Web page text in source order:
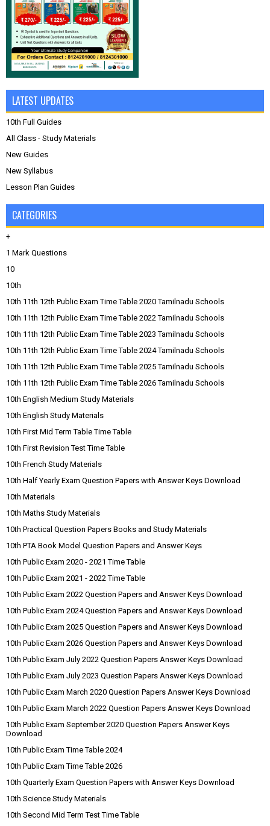
LATEST UPDATES
10th Full Guides
All Class - Study Materials
New Guides
New Syllabus
Lesson Plan Guides
CATEGORIES
+
1 Mark Questions
10
10th
10th 11th 12th Public Exam Time Table 2020 Tamilnadu Schools
10th 11th 12th Public Exam Time Table 2022 Tamilnadu Schools
10th 11th 12th Public Exam Time Table 2023 Tamilnadu Schools
10th 11th 12th Public Exam Time Table 2024 Tamilnadu Schools
10th 11th 12th Public Exam Time Table 2025 Tamilnadu Schools
10th 11th 12th Public Exam Time Table 2026 Tamilnadu Schools
10th English Medium Study Materials
10th English Study Materials
10th First Mid Term Table Time Table
10th First Revision Test Time Table
10th French Study Materials
10th Half Yearly Exam Question Papers with Answer Keys Download
10th Materials
10th Maths Study Materials
10th Practical Question Papers Books and Study Materials
10th PTA Book Model Question Papers and Answer Keys
10th Public Exam 2020 - 2021 Time Table
10th Public Exam 2021 - 2022 Time Table
10th Public Exam 2022 Question Papers and Answer Keys Download
10th Public Exam 2024 Question Papers and Answer Keys Download
10th Public Exam 2025 Question Papers and Answer Keys Download
10th Public Exam 2026 Question Papers and Answer Keys Download
10th Public Exam July 2022 Question Papers Answer Keys Download
10th Public Exam July 2023 Question Papers Answer Keys Download
10th Public Exam March 2020 Question Papers Answer Keys Download
10th Public Exam March 2022 Question Papers Answer Keys Download
10th Public Exam September 2020 Question Papers Answer Keys
Download
10th Public Exam Time Table 2024
10th Public Exam Time Table 2026
10th Quarterly Exam Question Papers with Answer Keys Download
10th Science Study Materials
10th Second Mid Term Test Time Table